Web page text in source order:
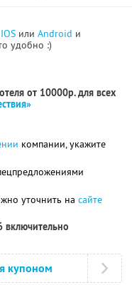
IOS или Android и
удобно :)
от 10000р. для всех
компании, укажите
уточнить на сайте
включительно
купоном